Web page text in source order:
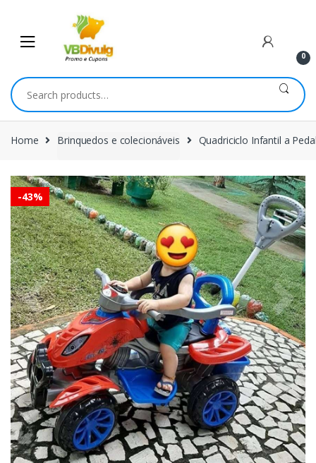
navigation
content
0
Search
for:
Home Brinquedos e colecionáveis Quadriciclo Infantil a
-43%